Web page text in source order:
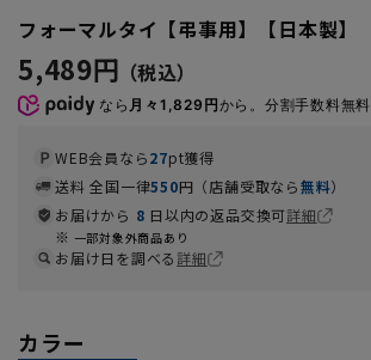
フォーマルタイ【弔事用】【日本製】
5,489円
なら 月々1,829円から。分割手数料無料
WEB会員なら27pt獲得
送料 全国一律550円（店舗受取なら無料）
お届けから 8 日以内の返品交換可詳細
一部対象外商品あり
お届け日を調べる詳細
カラー